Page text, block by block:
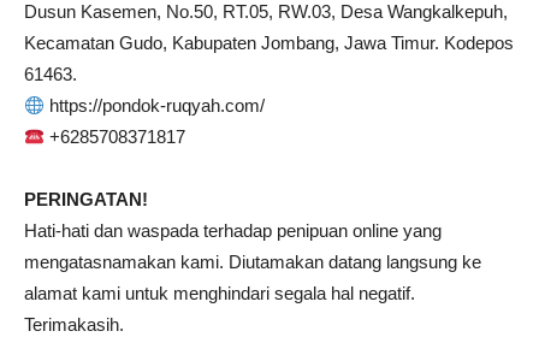
Dusun Kasemen, No.50, RT.05, RW.03, Desa Wangkalkepuh,
Kecamatan Gudo, Kabupaten Jombang, Jawa Timur. Kodepos
61463.
https://pondok-ruqyah.com/
+6285708371817
PERINGATAN!
Hati-hati dan waspada terhadap penipuan online yang
mengatasnamakan kami. Diutamakan datang langsung ke
alamat kami untuk menghindari segala hal negatif.
Terimakasih.